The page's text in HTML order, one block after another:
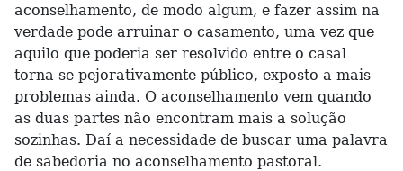
aconselhamento, de modo algum, e fazer assim na
verdade pode arruinar o casamento, uma vez que
aquilo que poderia ser resolvido entre o casal
torna-se pejorativamente público, exposto a mais
problemas ainda. O aconselhamento vem quando
as duas partes não encontram mais a solução
sozinhas. Daí a necessidade de buscar uma palavra
de sabedoria no aconselhamento pastoral.